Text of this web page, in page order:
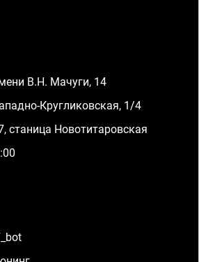
В.Н. Мачуги, 14
Кругликовская, 1/4
станица Новотитаровская